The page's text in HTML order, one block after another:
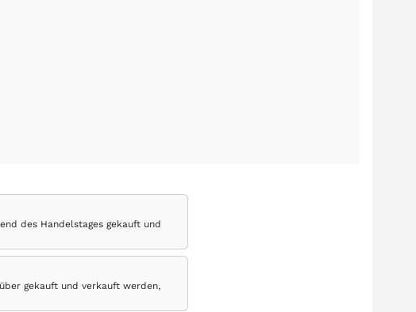
des Handelstages gekauft und
gekauft und verkauft werden,